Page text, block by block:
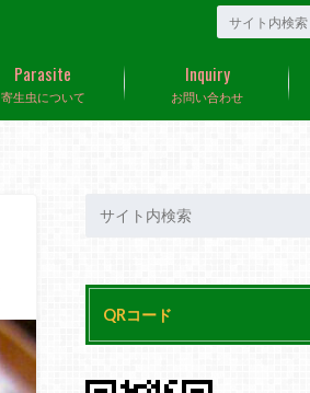
寄生虫について
Parasite
お問い合わせ
Inquiry
QRコード